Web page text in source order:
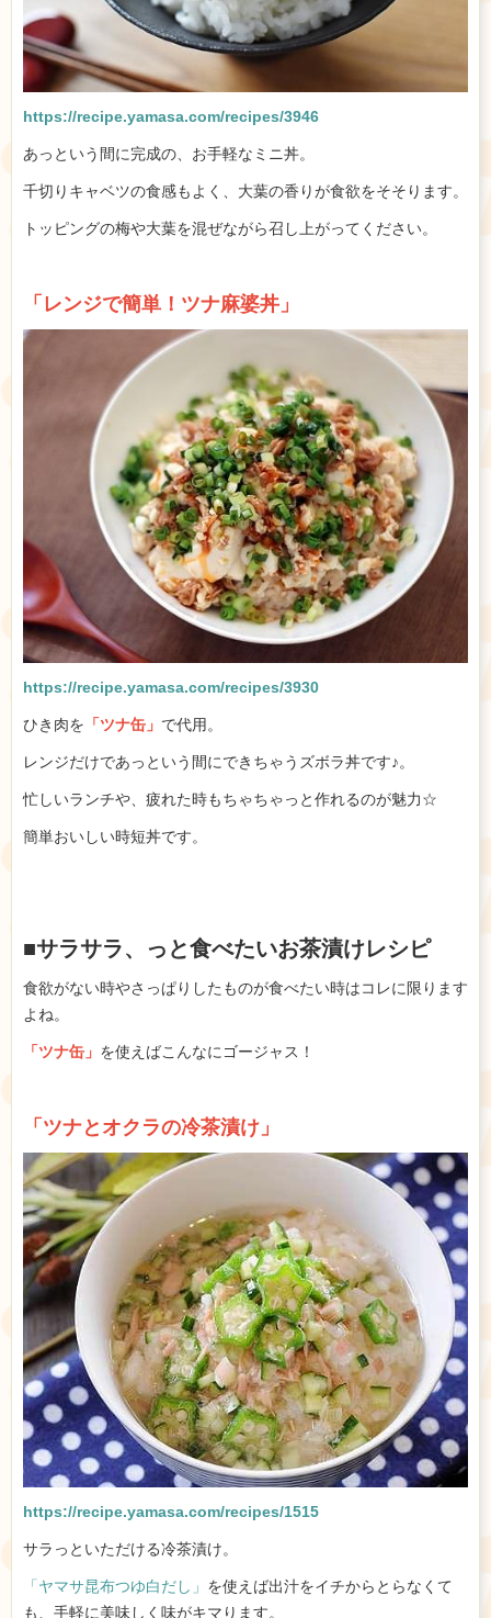
https://recipe.yamasa.com/recipes/3946
あっという間に完成の、お手軽なミニ丼。
千切りキャベツの食感もよく、大葉の香りが食欲をそそります。
トッピングの梅や大葉を混ぜながら召し上がってください。
「レンジで簡単！ツナ麻婆丼」
https://recipe.yamasa.com/recipes/3930
ひき肉を 「ツナ缶」 で代用。
レンジだけであっという間にできちゃうズボラ丼です♪。
忙しいランチや、疲れた時もちゃちゃっと作れるのが魅力☆
簡単おいしい時短丼です。
■サラサラ、っと食べたいお茶漬けレシピ
食欲がない時やさっぱりしたものが食べたい時はコレに限ります
よね。
「ツナ缶」 を使えばこんなにゴージャス！
「ツナとオクラの冷茶漬け」
https://recipe.yamasa.com/recipes/1515
サラっといただける冷茶漬け。
「ヤマサ昆布つゆ白だし」 を使えば出汁をイチからとらなくて
も、手軽に美味しく味がキマります。